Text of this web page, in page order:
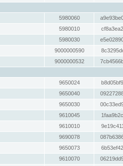
5980060
5980010
5980030
9000000590
9000000532
9650024
9650040
9650030
9610045
9610010
9690078
9650073
9610070